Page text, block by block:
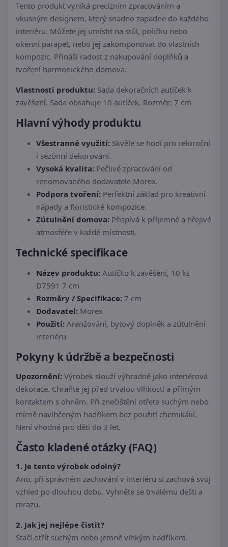
Tento produkt vyniká precizním zpracováním a
vkusným designem, který snadno zapadne do každého
interiéru. Můžete jej umístit na stůl, poličku nebo
okenní parapet, nebo jej zakomponovat do vlastních
kompozic. Přináší radost z nakupování doplňků a
tvoření harmonického domova.
Vlastnosti produktu: Sada dekoračních autíček k
zavěšení. Sada obsahuje 10 autíček. Rozměr: 7 cm
Hlavní výhody produktu
Všestranné využití: Skvěle se hodí pro celoroční
i sezónní dekorování.
Vysoká kvalita: Pečlivé zpracování od
renomovaného dodavatele Morex.
Podpora tvoření: Perfektní základ pro kreativní
nápady a floristické kompozice.
Zútulnění domova: Přispívá k příjemné a hřejivé
atmosféře v každé místnosti.
Technické specifikace
Název produktu: Autíčko k zavěšení, 10 ks
D7591 7 cm
Rozměry / Specifikace: 7 cm
Dodavatel: Morex
Použití: Aranžování, bytový doplněk a zútulnění
interiéru
Pokyny k údržbě a bezpečnosti
Upozornění: Výrobek slouží výhradně jako interiérová
dekorace. Chraňte jej před trvalou vlhkostí a přímým
kontaktem s ohněm. Při znečištění otřete suchým nebo
mírně navlhčeným hadříkem bez použití chemikálií.
Není vhodné pro děti do 3 let.
Často kladené otázky (FAQ)
1. Je tento výrobek odolný?
Ano, při správném zachování v interiéru si zachová svůj
vzhled po dlouhou dobu. Vyhněte se trvalému dešti a
mrazu.
2. Jak jej nejlépe čistit?
Stačí otřít suchým nebo jemně vlhkým hadříkem.